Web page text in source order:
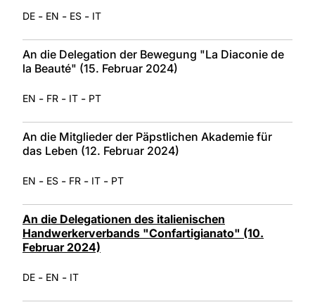
DE - EN - ES - IT
An die Delegation der Bewegung "La Diaconie de
la Beauté" (15. Februar 2024)
EN - FR - IT - PT
An die Mitglieder der Päpstlichen Akademie für
das Leben (12. Februar 2024)
EN - ES - FR - IT - PT
An die Delegationen des italienischen
Handwerkerverbands "Confartigianato" (10.
Februar 2024)
DE - EN - IT